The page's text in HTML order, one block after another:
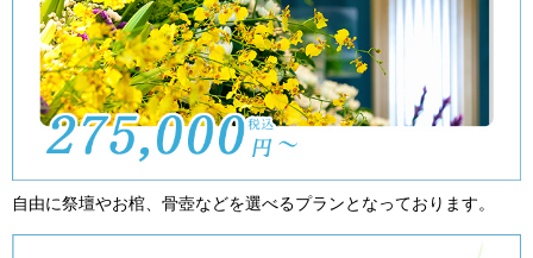
自由に祭壇やお棺、骨壺などを選べるプランとなっております。